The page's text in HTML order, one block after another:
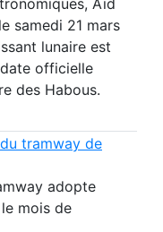
Aïd
samedi 21 mars
lunaire est
officielle
des Habous.
tramway de
adopte
mois de